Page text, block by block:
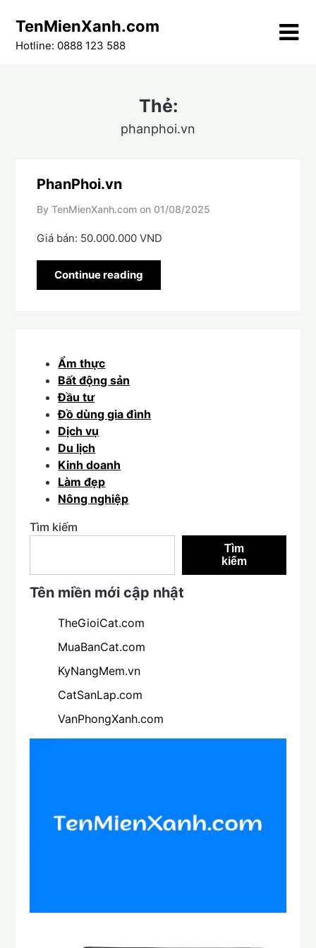
content
TenMienXanh.com
Hotline: 0888 123 588
Thẻ:
phanphoi.vn
PhanPhoi.vn
By TenMienXanh.com on 01/08/2025
Giá bán: 50.000.000 VND
Continue reading
Ẩm thực
Bất động sản
Đầu tư
Đồ dùng gia đình
Dịch vụ
Du lịch
Kinh doanh
Làm đẹp
Nông nghiệp
Tìm kiếm
Tìm
kiếm
Tên miền mới cập nhật
TheGioiCat.com
MuaBanCat.com
KyNangMem.vn
CatSanLap.com
VanPhongXanh.com